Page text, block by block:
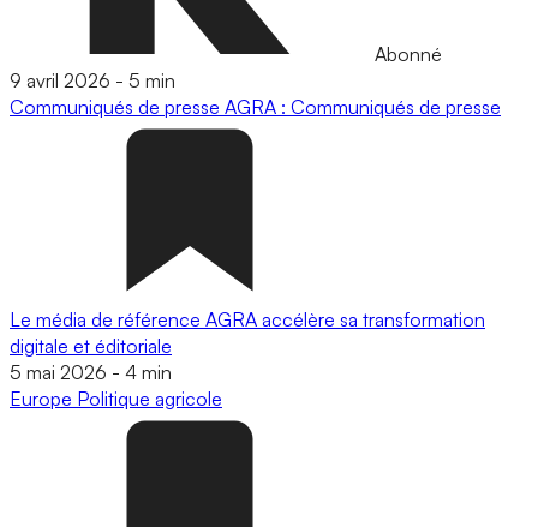
Abonné
9 avril 2026 - 5 min
Communiqués de presse AGRA : Communiqués de presse
Le média de référence AGRA accélère sa transformation
digitale et éditoriale
5 mai 2026 - 4 min
Europe Politique agricole